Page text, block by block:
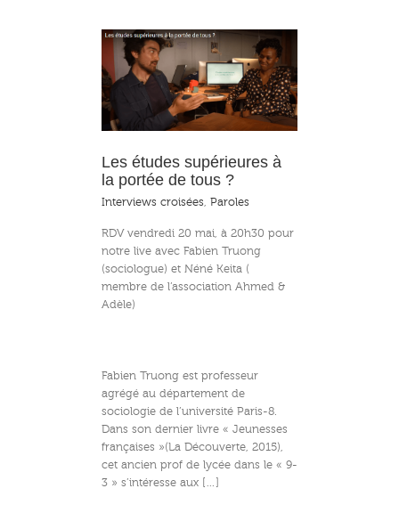
Les études supérieures à
la portée de tous ?
Interviews croisées, Paroles
RDV vendredi 20 mai, à 20h30 pour
notre live avec Fabien Truong
(sociologue) et Néné Keita (
membre de l’association Ahmed &
Adèle)
Fabien Truong est professeur
agrégé au département de
sociologie de l’université Paris-8.
Dans son dernier livre « Jeunesses
françaises »(La Découverte, 2015),
cet ancien prof de lycée dans le « 9-
3 » s’intéresse aux […]